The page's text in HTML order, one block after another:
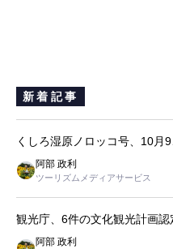
新着記事
くしろ湿原ノロッコ号、10月
阿部 政利
ツーリズムメディアサービス
観光庁、6件の文化観光計画認
阿部 政利